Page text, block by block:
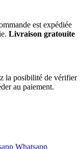
est expédiée
Livraison gratouite
la posibilité de vérifier
au paiement.
Whatsapp